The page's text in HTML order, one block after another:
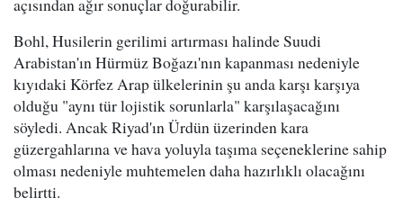
açısından ağır sonuçlar doğurabilir.
Bohl, Husilerin gerilimi artırması halinde Suudi
Arabistan'ın Hürmüz Boğazı'nın kapanması nedeniyle
kıyıdaki Körfez Arap ülkelerinin şu anda karşı karşıya
olduğu "aynı tür lojistik sorunlarla" karşılaşacağını
söyledi. Ancak Riyad'ın Ürdün üzerinden kara
güzergahlarına ve hava yoluyla taşıma seçeneklerine sahip
olması nedeniyle muhtemelen daha hazırlıklı olacağını
belirtti.